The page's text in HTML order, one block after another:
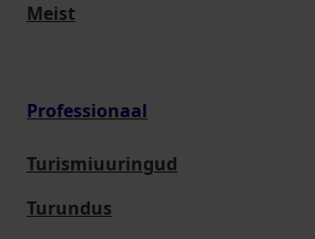
Meist
Professionaal
Turismiuuringud
Turundus